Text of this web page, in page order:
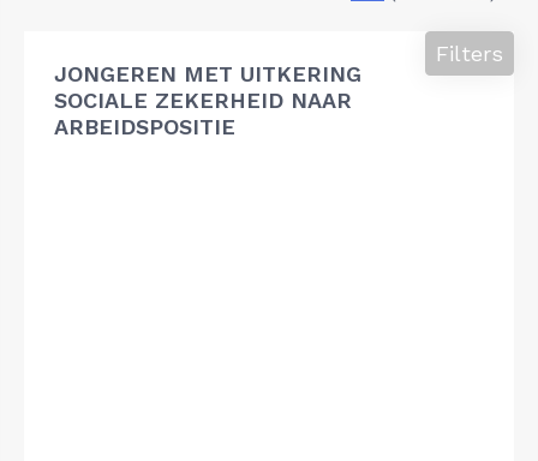
JONGEREN MET UITKERING
SOCIALE ZEKERHEID NAAR
ARBEIDSPOSITIE
Filters